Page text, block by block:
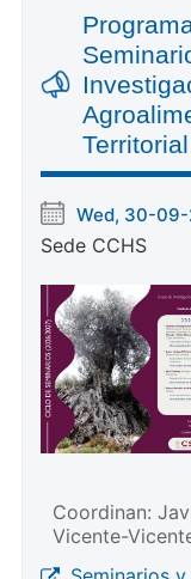
Wed, 30-
Sede CCHS
Coordinan:
Vicente-